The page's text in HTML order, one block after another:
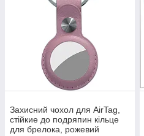
Захисний чохол для AirTag,
стійкие до подряпин кільце
для брелока, рожевий